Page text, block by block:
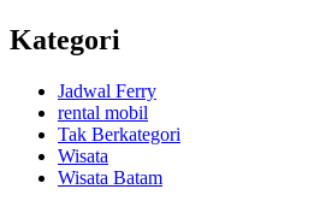
Kategori
Jadwal Ferry
rental mobil
Tak Berkategori
Wisata
Wisata Batam